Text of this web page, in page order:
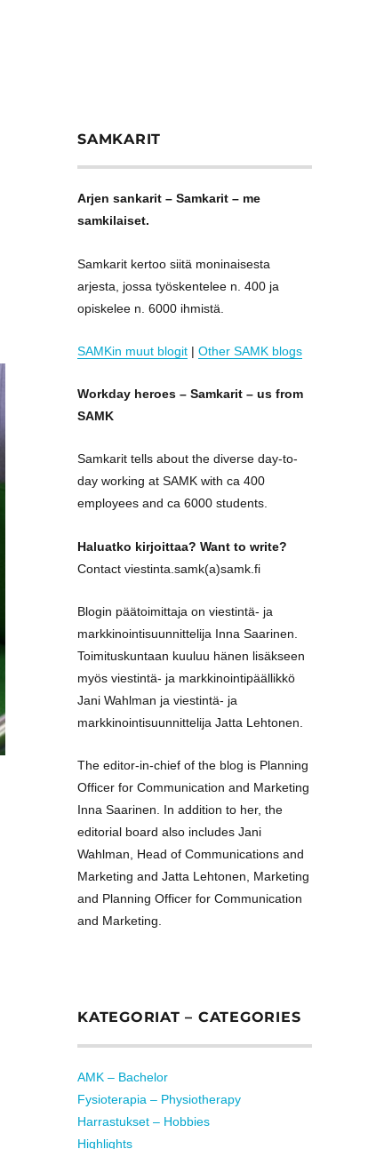
SAMKARIT
Arjen sankarit – Samkarit – me
samkilaiset.
Samkarit kertoo siitä moninaisesta
arjesta, jossa työskentelee n. 400 ja
opiskelee n. 6000 ihmistä.
SAMKin muut blogit | Other SAMK blogs
Workday heroes – Samkarit – us from
SAMK
Samkarit tells about the diverse day-to-
day working at SAMK with ca 400
employees and ca 6000 students.
Haluatko kirjoittaa? Want to write?
Contact viestinta.samk(a)samk.fi
Blogin päätoimittaja on viestintä- ja
markkinointisuunnittelija Inna Saarinen.
Toimituskuntaan kuuluu hänen lisäkseen
myös viestintä- ja markkinointipäällikkö
Jani Wahlman ja viestintä- ja
markkinointisuunnittelija Jatta Lehtonen.
The editor-in-chief of the blog is Planning
Officer for Communication and Marketing
Inna Saarinen. In addition to her, the
editorial board also includes Jani
Wahlman, Head of Communications and
Marketing and Jatta Lehtonen, Marketing
and Planning Officer for Communication
and Marketing.
KATEGORIAT – CATEGORIES
AMK – Bachelor
Fysioterapia – Physiotherapy
Harrastukset – Hobbies
Highlights